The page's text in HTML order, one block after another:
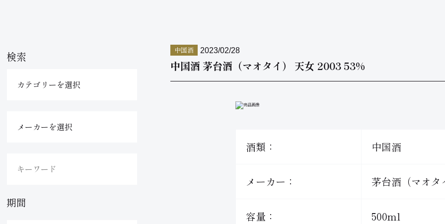
検索
期間
中国酒 2023/02/28
中国酒 茅台酒（マオタイ） 天女 2003 53%
酒類： 中国酒
メーカー： 茅台酒（マオタ
容量： 500ml